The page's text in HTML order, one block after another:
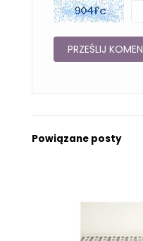
Powiązane posty